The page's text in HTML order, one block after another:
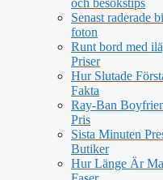
och besökstips
Senast raderade
foton
Runt bord med
Priser
Hur Slutade
Fakta
Ray-Ban
Pris
Sista Minuten
Butiker
Hur Länge Är